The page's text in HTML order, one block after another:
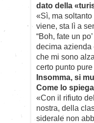
dato della
«Sì, ma
viene, sta lì a
“Boh, fate un
decima azienda
che mi sono
certo punto
Insomma, si
Come lo
«Con il rifiuto
nostra, della
siderale non